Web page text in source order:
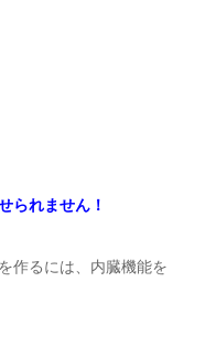
られません！
作るには、内臓機能を